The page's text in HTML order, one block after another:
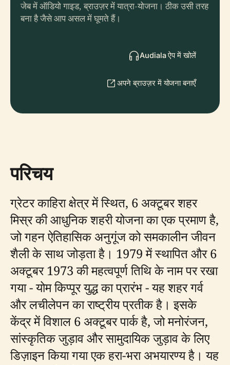
जेब में ऑडियो गाइड, ब्राउज़र में यात्रा-योजना। ठीक उसी तरह
बना है जैसे आप असल में घूमते हैं।
Audiala ऐप में खोलें
अपने ब्राउज़र में योजना बनाएँ
परिचय
ग्रेटर काहिरा क्षेत्र में स्थित, 6 अक्टूबर शहर
मिस्र की आधुनिक शहरी योजना का एक प्रमाण है,
जो गहन ऐतिहासिक अनुगूंज को समकालीन जीवन
शैली के साथ जोड़ता है। 1979 में स्थापित और 6
अक्टूबर 1973 की महत्वपूर्ण तिथि के नाम पर रखा
गया - योम किप्पूर युद्ध का प्रारंभ - यह शहर गर्व
और लचीलेपन का राष्ट्रीय प्रतीक है। इसके
केंद्र में विशाल 6 अक्टूबर पार्क है, जो मनोरंजन,
सांस्कृतिक जुड़ाव और सामुदायिक जुड़ाव के लिए
डिज़ाइन किया गया एक हरा-भरा अभयारण्य है। यह